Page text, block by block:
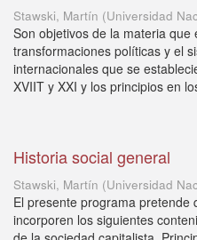
Stawski, Martín (Universidad
Son objetivos de la materia
transformaciones políticas y el
internacionales que se
XVIIT y XXI y los principios en
Historia social general
Stawski, Martín (Universidad
El presente programa pretende
incorporen los siguientes